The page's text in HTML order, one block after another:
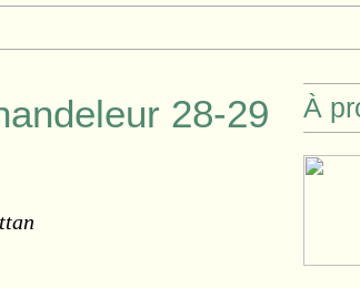
28-29
À